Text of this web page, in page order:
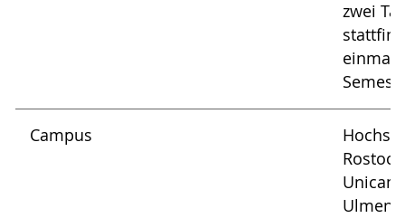
zwei
einmal
Campus